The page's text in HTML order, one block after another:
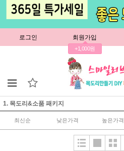
로그인 회원가입
+1,000원
1. 목도리&소품 패키지
최신순 낮은가격 높은가격